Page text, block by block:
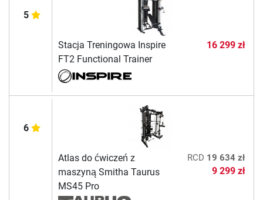
5
Stacja Treningowa Inspire
FT2 Functional Trainer
16 299 zł
6
Atlas do ćwiczeń z
maszyną Smitha Taurus
MS45 Pro
RCD 19 634 zł
9 299 zł